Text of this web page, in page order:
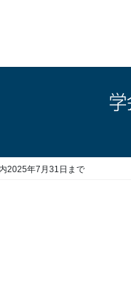
2025年7月31日まで